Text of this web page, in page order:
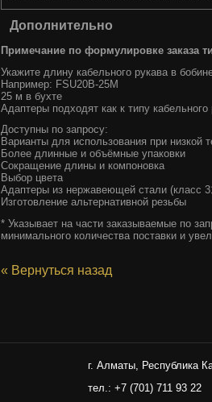
Дополнительно
Примечание по формулировке заказа
Укажите длину кабельного рукава в
Например: FSU20B-25M
25 м в бухте
Адаптеры подходят как к типу
Доступны по запросу:
Варианты для использования при низкой
Более длинные и объёмные упаковки
Сокращение длины и компоновка
Выбор цвета
Адаптеры из нержавеющей стали (класс
Изготовление альтернативной резьбы
* Указывает на части заказываемые по
минимального количества поставки и
« Вернуться назад
г. Алматы, Республика
тел.: +7 (701) 711 93 22